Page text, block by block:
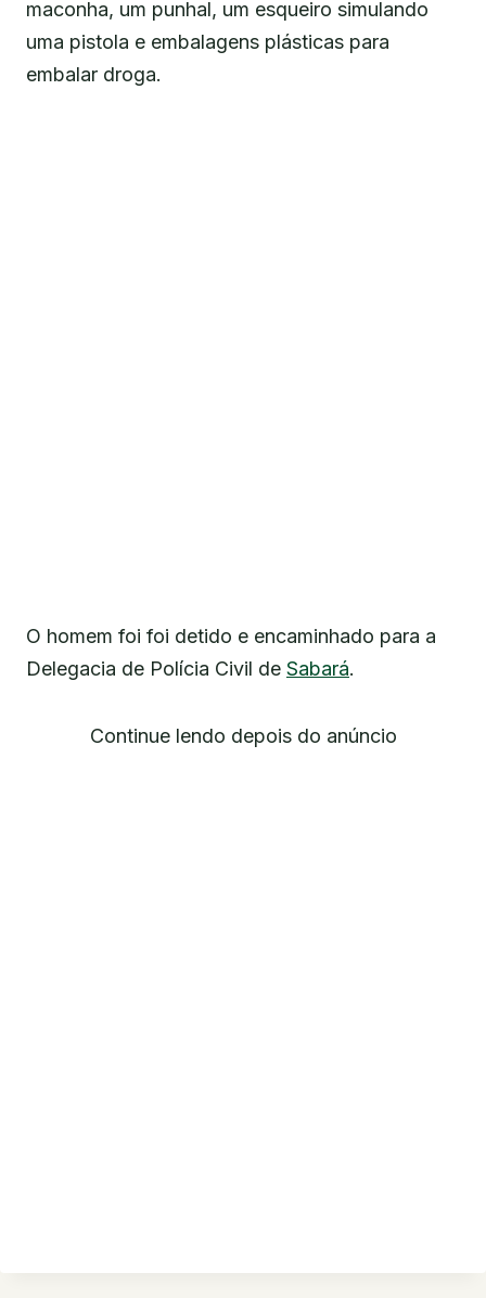
maconha, um punhal, um esqueiro simulando
uma pistola e embalagens plásticas para
embalar droga.
O homem foi foi detido e encaminhado para a
Delegacia de Polícia Civil de Sabará.
Continue lendo depois do anúncio